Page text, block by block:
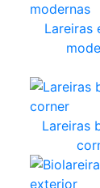
Lareiras
Lareiras